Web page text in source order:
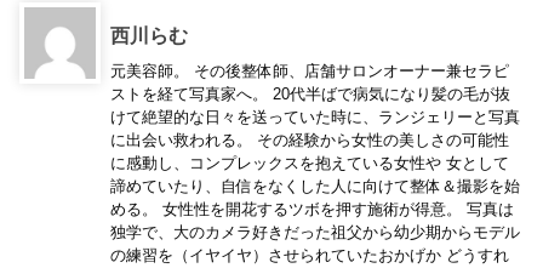
西川らむ
元美容師。 その後整体師、店舗サロンオーナー兼セラピ
ストを経て写真家へ。 20代半ばで病気になり髪の毛が抜
けて絶望的な日々を送っていた時に、ランジェリーと写真
に出会い救われる。 その経験から女性の美しさの可能性
に感動し、コンプレックスを抱えている女性や 女として
諦めていたり、自信をなくした人に向けて整体＆撮影を始
める。 女性性を開花するツボを押す施術が得意。 写真は
独学で、大のカメラ好きだった祖父から幼少期からモデル
の練習を（イヤイヤ）させられていたおかげか どうすれ